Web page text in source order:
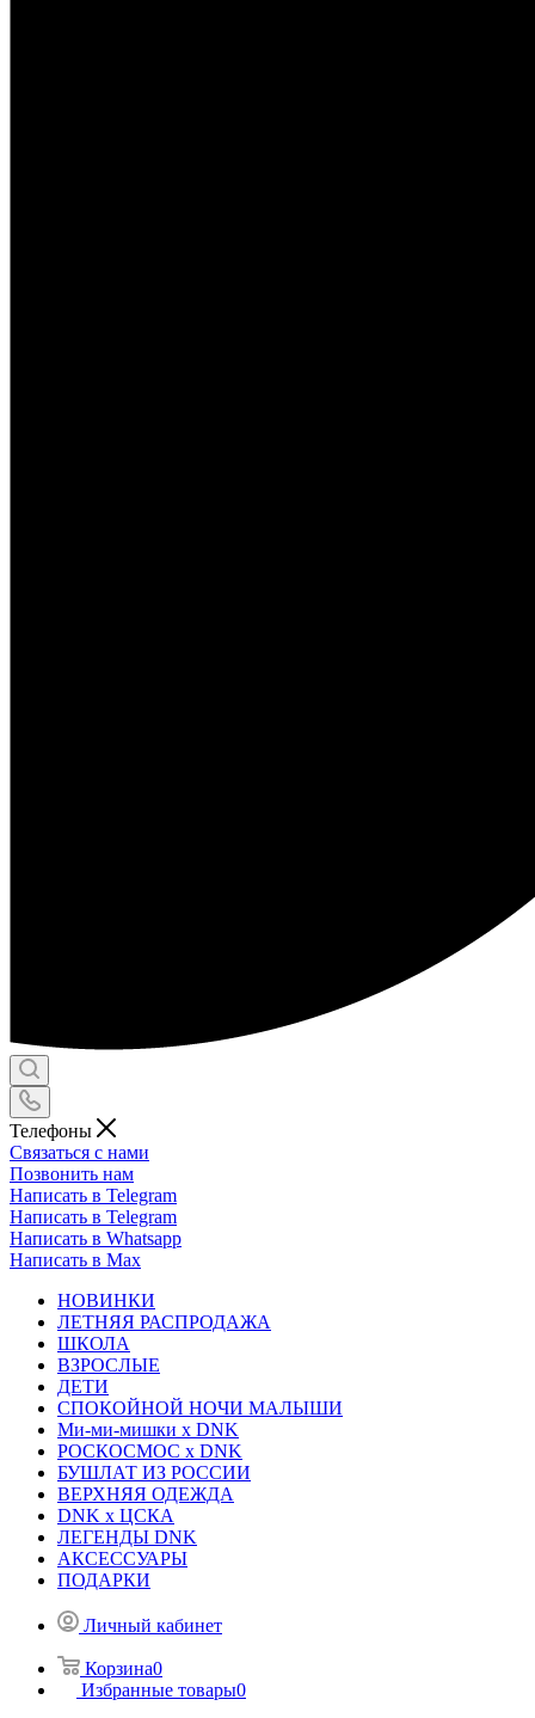
Телефоны
Связаться с нами
Позвонить нам
Написать в Telegram
Написать в Telegram
Написать в Whatsapp
Написать в Max
НОВИНКИ
ЛЕТНЯЯ РАСПРОДАЖА
ШКОЛА
ВЗРОСЛЫЕ
ДЕТИ
СПОКОЙНОЙ НОЧИ МАЛЫШИ
Ми-ми-мишки x DNK
РОСКОСМОС x DNK
БУШЛАТ ИЗ РОССИИ
ВЕРХНЯЯ ОДЕЖДА
DNK x ЦСКА
ЛЕГЕНДЫ DNK
АКСЕССУАРЫ
ПОДАРКИ
Личный кабинет
Корзина0
Избранные товары0